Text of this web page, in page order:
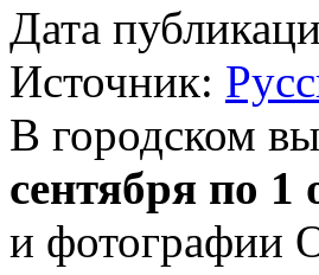
Дата
Источник:
В городском
сентября по 1
и фотографии